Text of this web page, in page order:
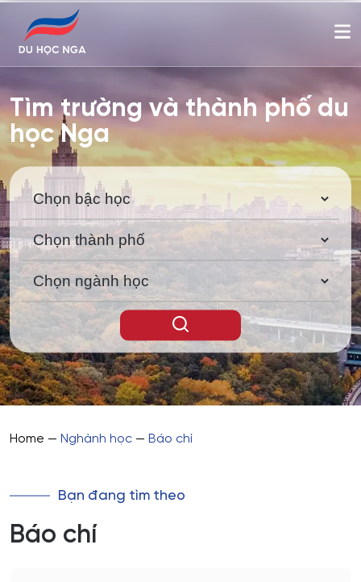
Tìm trường và thành phố du
học Nga
Home — Nghành học — Báo chí
Bạn đang tìm theo
Báo chí